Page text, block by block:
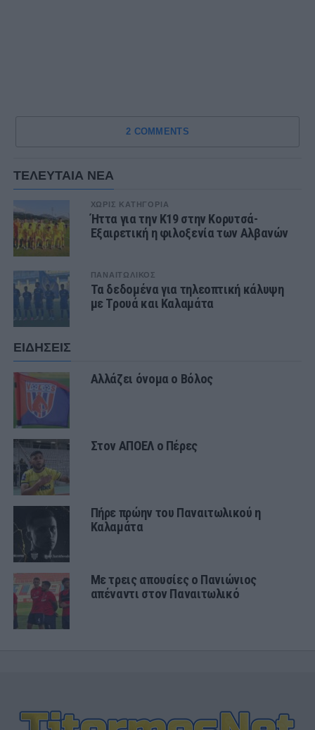
2 COMMENTS
ΤΕΛΕΥΤΑΙΑ ΝΕΑ
ΧΩΡΊΣ ΚΑΤΗΓΟΡΊΑ
Ήττα για την Κ19 στην Κορυτσά-
Εξαιρετική η φιλοξενία των Αλβανών
ΠΑΝΑΙΤΩΛΙΚΟΣ
Τα δεδομένα για τηλεοπτική κάλυψη
με Τρουά και Καλαμάτα
ΕΙΔΗΣΕΙΣ
Αλλάζει όνομα ο Βόλος
Στον ΑΠΟΕΛ ο Πέρες
Πήρε πρώην του Παναιτωλικού η
Καλαμάτα
Με τρεις απουσίες ο Πανιώνιος
απέναντι στον Παναιτωλικό